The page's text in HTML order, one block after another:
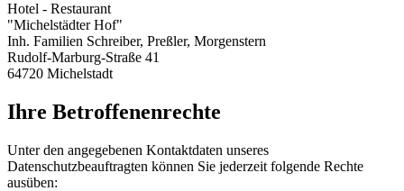
Hotel - Restaurant
"Michelstädter Hof"
Inh. Familien Schreiber, Preßler, Morgenstern
Rudolf-Marburg-Straße 41
64720 Michelstadt
Ihre Betroffenenrechte
Unter den angegebenen Kontaktdaten unseres
Datenschutzbeauftragten können Sie jederzeit folgende Rechte
ausüben: